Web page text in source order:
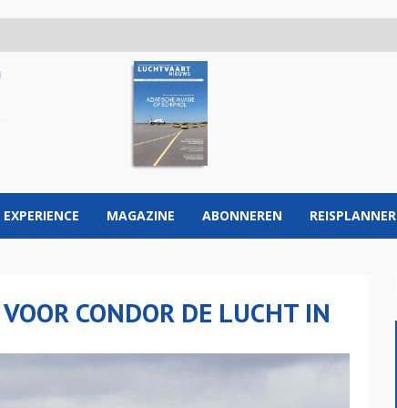
EXPERIENCE MAGAZINE ABONNEREN REISPLANNER
CONDOR DE LUCHT IN